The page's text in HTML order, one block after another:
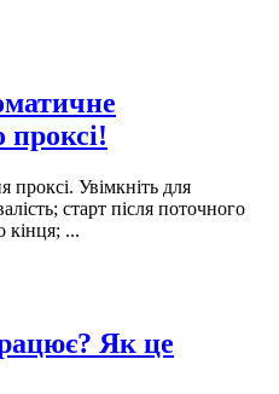
Увімкніть для
старт після поточного
кінця; ...
Як це